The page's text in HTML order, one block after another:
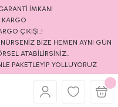
İMKANI
KARGO
ÇIKIŞI..!
BİZE HEMEN AYNI GÜN
ATABİLİRSİNİZ..
PAKETLEYİP YOLLUYORUZ